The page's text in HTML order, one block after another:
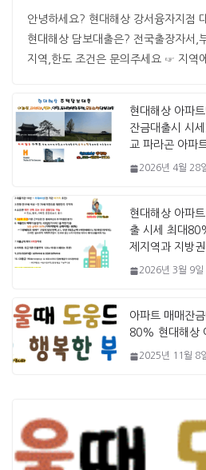
안녕하세요? 현대해상 강서융자지점
현대해상 담보대출은? 전국출장자서,
지역,한도 조건은 문의주세요 ☞ 지역
현대해상 아파
잔금대출시 시
교 파라곤 아파
2026년 4월 28
현대해상 아파
출 시세 최대
제지역과 지방
2026년 3월 9일
아파트 매매잔
80% 현대해상
2025년 11월 8